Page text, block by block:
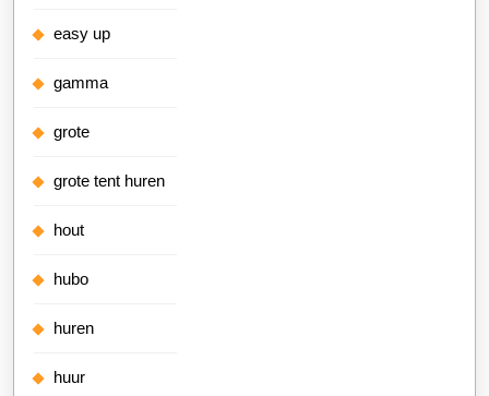
easy up
gamma
grote
grote tent huren
hout
hubo
huren
huur